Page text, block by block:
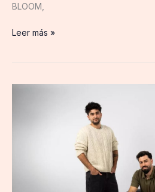
BLOOM,
Leer más »